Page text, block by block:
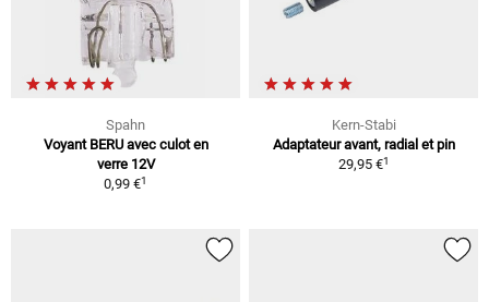
Spahn
Voyant BERU avec culot en
verre 12V
0,99 €1
Kern-Stabi
Adaptateur avant, radial et pin
29,95 €1